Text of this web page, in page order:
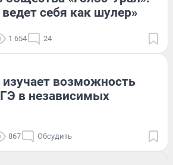
ведет себя как шулер»
1 654 24
возможность
в независимых
867 Обсудить